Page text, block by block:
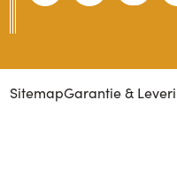
SitemapGarantie &